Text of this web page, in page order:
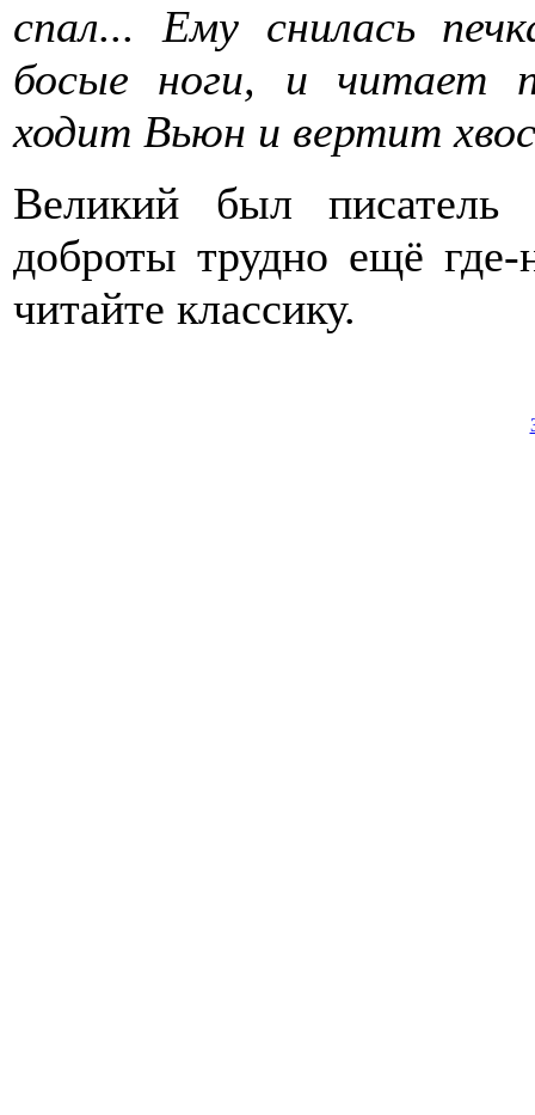
спал... Ему снилась
босые ноги, и читает
ходит Вьюн и вертит
Великий был писатель
доброты трудно ещё где-
читайте классику.